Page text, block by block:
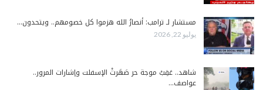
مستشار لـ ترامب: أنصارُ الله هزموا كل خصومهم.. ويتحدون…
يوليو 22, 2026
شاهد.. عَقِبْ موجة حر صَهَرتْ الإسفلت وإشارات المرور..
عواصف…